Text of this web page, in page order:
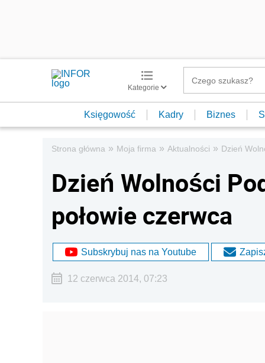
Kategorie
Księgowość Kadry Biznes
Strona główna » Moja firma » Aktualności » Dzień
Dzień Wolności
połowie czerwca
Subskrybuj nas na Youtube
12 czerwca 2014, 07:23